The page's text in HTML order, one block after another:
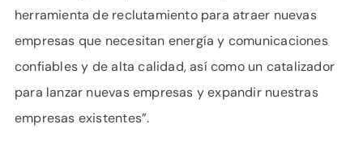
herramienta de reclutamiento para atraer nuevas
empresas que necesitan energía y comunicaciones
confiables y de alta calidad, así como un catalizador
para lanzar nuevas empresas y expandir nuestras
empresas existentes”.